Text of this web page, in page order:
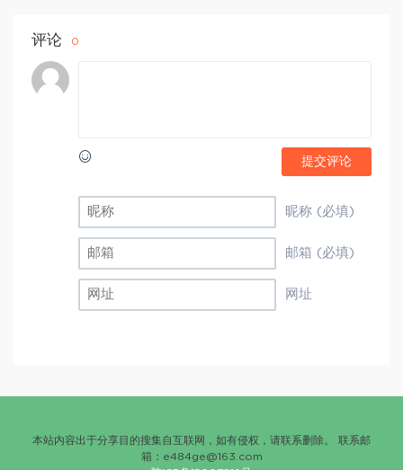
评论 0
提交评论
昵称 (必填)
邮箱 (必填)
网址
本站内容出于分享目的搜集自互联网，如有侵权，请联系删除。 联系邮
箱： e484ge@163.com